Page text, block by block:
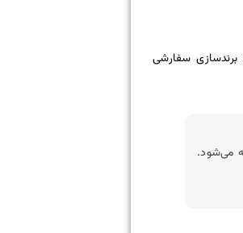
آینده‌ی بازاریابی به برندسازی سفارشی
می‌‌شود.